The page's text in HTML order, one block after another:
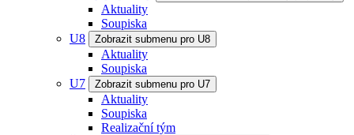
Aktuality
Soupiska
U8
Zobrazit submenu pro U8
Aktuality
Soupiska
U7
Zobrazit submenu pro U7
Aktuality
Soupiska
Realizační tým